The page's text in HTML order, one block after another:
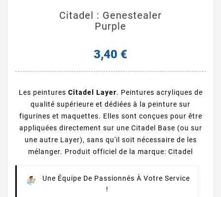
Citadel : Genestealer
Purple
3,40 €
Les peintures Citadel Layer. Peintures acryliques de
qualité supérieure et dédiées à la peinture sur
figurines et maquettes. Elles sont conçues pour être
appliquées directement sur une Citadel Base (ou sur
une autre Layer), sans qu'il soit nécessaire de les
mélanger. Produit officiel de la marque: Citadel
Une Équipe De Passionnés À Votre Service
!